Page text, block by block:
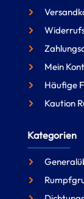
Mein
Häufige
Kaution
Kategorien